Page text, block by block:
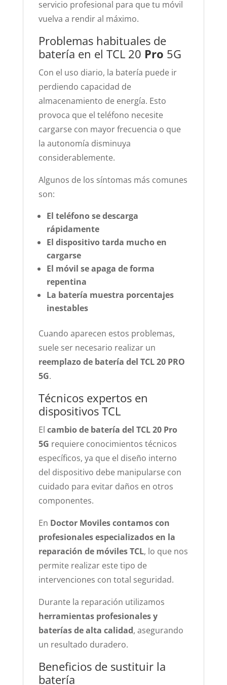
servicio profesional para que tu móvil
vuelva a rendir al máximo.
Problemas habituales de
batería en el TCL 20 Pro 5G
Con el uso diario, la batería puede ir
perdiendo capacidad de
almacenamiento de energía. Esto
provoca que el teléfono necesite
cargarse con mayor frecuencia o que
la autonomía disminuya
considerablemente.
Algunos de los síntomas más comunes
son:
El teléfono se descarga
rápidamente
El dispositivo tarda mucho en
cargarse
El móvil se apaga de forma
repentina
La batería muestra porcentajes
inestables
Cuando aparecen estos problemas,
suele ser necesario realizar un
reemplazo de batería del TCL 20 PRO
5G.
Técnicos expertos en
dispositivos TCL
El cambio de batería del TCL 20 Pro
5G requiere conocimientos técnicos
específicos, ya que el diseño interno
del dispositivo debe manipularse con
cuidado para evitar daños en otros
componentes.
En Doctor Moviles contamos con
profesionales especializados en la
reparación de móviles TCL, lo que nos
permite realizar este tipo de
intervenciones con total seguridad.
Durante la reparación utilizamos
herramientas profesionales y
baterías de alta calidad, asegurando
un resultado duradero.
Beneficios de sustituir la
batería